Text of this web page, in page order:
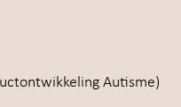
Autisme)